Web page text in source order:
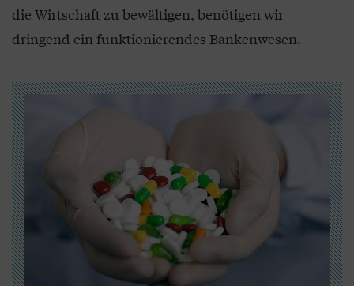
die Wirtschaft zu bewältigen, benötigen wir
dringend ein funktionierendes Bankenwesen.